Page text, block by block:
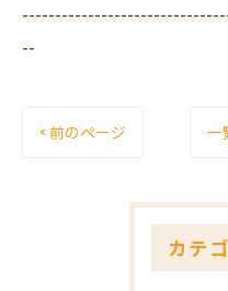
--
< 前のページ 一
カテ